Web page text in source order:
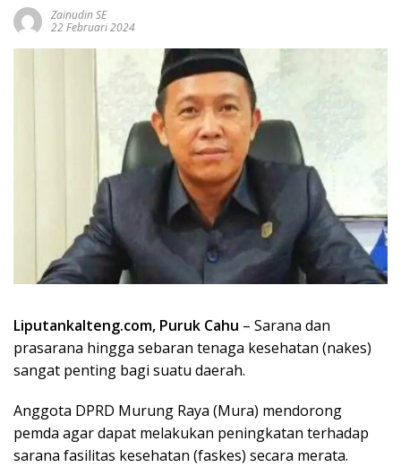
Zainudin SE
22 Februari 2024
Liputankalteng.com, Puruk Cahu – Sarana dan
prasarana hingga sebaran tenaga kesehatan (nakes)
sangat penting bagi suatu daerah.
Anggota DPRD Murung Raya (Mura) mendorong
pemda agar dapat melakukan peningkatan terhadap
sarana fasilitas kesehatan (faskes) secara merata.